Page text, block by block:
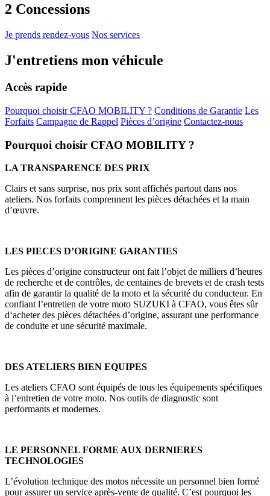
2 Concessions
Je prends rendez-vous Nos services
J'entretiens mon véhicule
Accès rapide
Pourquoi choisir CFAO MOBILITY ? Conditions de Garantie Les
Forfaits Campagne de Rappel Pièces d’origine Contactez-nous
Pourquoi choisir CFAO MOBILITY ?
LA TRANSPARENCE DES PRIX
Clairs et sans surprise, nos prix sont affichés partout dans nos
ateliers. Nos forfaits comprennent les pièces détachées et la main
d’œuvre.
LES PIECES D’ORIGINE GARANTIES
Les pièces d’origine constructeur ont fait l’objet de milliers d’heures
de recherche et de contrôles, de centaines de brevets et de crash tests
afin de garantir la qualité de la moto et la sécurité du conducteur. En
confiant l’entretien de votre moto SUZUKI à CFAO, vous êtes sûr
d‘acheter des pièces détachées d’origine, assurant une performance
de conduite et une sécurité maximale.
DES ATELIERS BIEN EQUIPES
Les ateliers CFAO sont équipés de tous les équipements spécifiques
à l’entretien de votre moto. Nos outils de diagnostic sont
performants et modernes.
LE PERSONNEL FORME AUX DERNIERES
TECHNOLOGIES
L’évolution technique des motos nécessite un personnel bien formé
pour assurer un service après-vente de qualité. C’est pourquoi les